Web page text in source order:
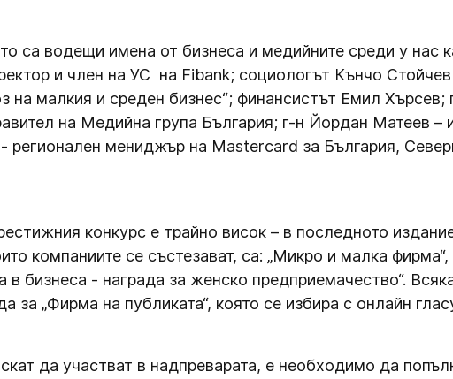
са водещи имена от бизнеса и медийните среди у нас
и член на УС на Fibank; социологът Кънчо
на малкия и среден бизнес“; финансистът Емил
на Медийна група България; г-н Йордан Матеев –
мениджър на Mastercard за България,
конкурс е трайно висок – в последното
компаниите се състезават, са: „Микро и малка
в бизнеса - награда за женско предприемачество“.
за „Фирма на публиката“, която се избира с онлайн
да участват в надпреварата, е необходимо да